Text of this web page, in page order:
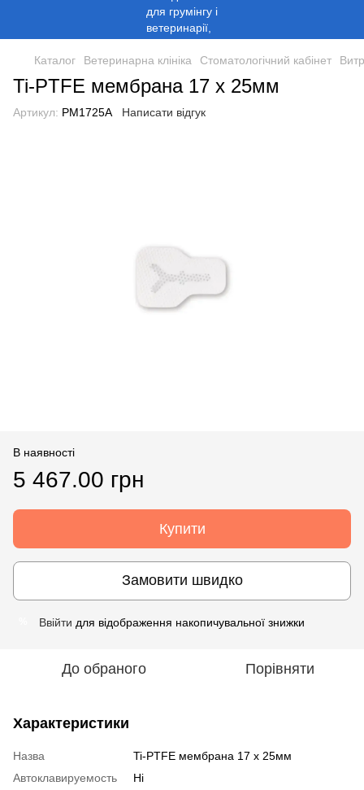
Каталог Ветеринарна клініка Стоматологічний кабінет
Ti-PTFE мембрана 17 x 25мм
Артикул: PM1725A Написати відгук
В наявності
5 467.00 грн
Купити
Замовити швидко
Ввійти для відображення накопичувальної знижки
До обраного Порівняти
Характеристики
Назва
Ti-PTFE мембрана 17 x 25мм
Автоклавируемость
Ні